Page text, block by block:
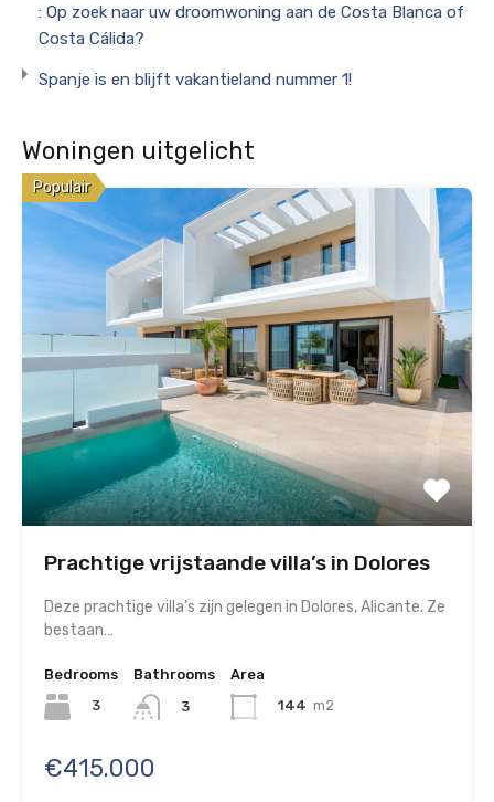
: Op zoek naar uw droomwoning aan de Costa Blanca of
Costa Cálida?
Spanje is en blijft vakantieland nummer 1!
Woningen uitgelicht
Populair
Prachtige vrijstaande villa’s in Dolores
Deze prachtige villa’s zijn gelegen in Dolores, Alicante. Ze
bestaan…
Bedrooms
3
Bathrooms
3
Area
144 m2
€415.000